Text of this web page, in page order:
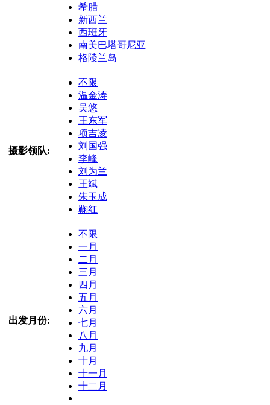
希腊
新西兰
西班牙
南美巴塔哥尼亚
格陵兰岛
摄影领队:
不限
温金涛
吴悠
王东军
项吉凌
刘国强
李峰
刘为兰
王斌
朱玉成
鞠红
出发月份:
不限
一月
二月
三月
四月
五月
六月
七月
八月
九月
十月
十一月
十二月